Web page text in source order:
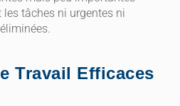
les tâches ni urgentes ni
Travail Efficaces